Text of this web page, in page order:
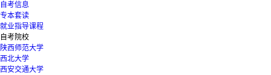
自考信息
专本套读
就业指导课程
自考院校
陕西师范大学
西北大学
西安交通大学